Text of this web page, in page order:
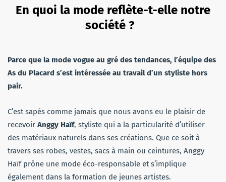
En quoi la mode reflète-t-elle notre
société ?
Parce que la mode vogue au gré des tendances, l’équipe des
As du Placard s’est intéressée au travail d’un styliste hors
pair.
C’est sapés comme jamais que nous avons eu le plaisir de
recevoir Anggy Haïf, styliste qui a la particularité d’utiliser
des matériaux naturels dans ses créations. Que ce soit à
travers ses robes, vestes, sacs à main ou ceintures, Anggy
Haïf prône une mode éco-responsable et s’implique
également dans la formation de jeunes artistes.